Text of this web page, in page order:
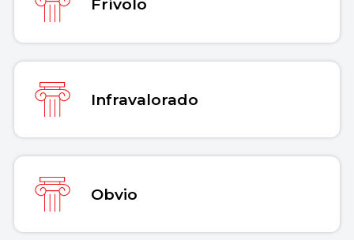
Frívolo
Infravalorado
Obvio